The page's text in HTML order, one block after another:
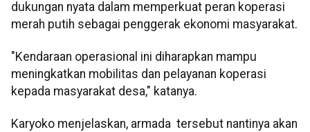
dukungan nyata dalam memperkuat peran koperasi
merah putih sebagai penggerak ekonomi masyarakat.
"Kendaraan operasional ini diharapkan mampu
meningkatkan mobilitas dan pelayanan koperasi
kepada masyarakat desa," katanya.
Karyoko menjelaskan, armada tersebut nantinya akan